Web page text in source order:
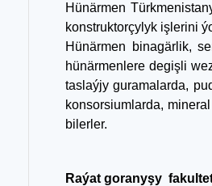
Hünärmen
konstruktorçylyk işlerini
Hünärmen binagärlik,
hünärmenlere degişli
taslaýjy guramalarda,
konsorsiumlarda,
bilerler.
Raýat goranyşy